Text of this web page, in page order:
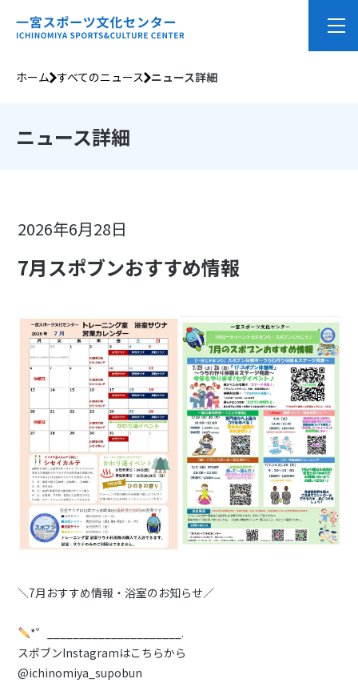
ホーム すべてのニュース ニュース詳細
ニュース詳細
2026年6月28日
7月スポブンおすすめ情報
＼7月おすすめ情報・浴室のお知らせ／
*゜_____________________.
スポブンInstagramはこちらから
@ichinomiya_supobun